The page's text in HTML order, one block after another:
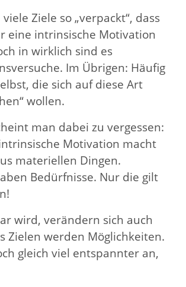
Ziele so „verpackt“, dass
eine intrinsische Motivation
in wirklich sind es
Im Übrigen: Häufig
die sich auf diese Art
wollen.
man dabei zu vergessen:
Motivation macht
materiellen Dingen.
Bedürfnisse. Nur die gilt
wird, verändern sich auch
Zielen werden Möglichkeiten.
gleich viel entspannter an,